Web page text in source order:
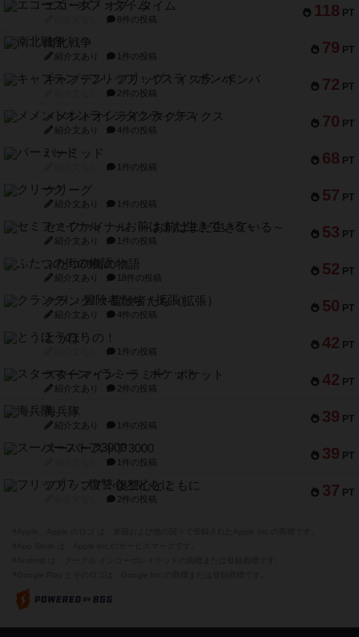
118 PT
エコーズ・オブ・タイム
8件の投稿
79 PT
南北戦争
紹介文あり 1件の投稿
72 PT
キャプテン・フリップ：イスラ・ボンバ
2件の投稿
70 PT
メメントオンラインタクティクス
紹介文あり 4件の投稿
68 PT
パーミッド
1件の投稿
57 PT
クリーグ
紹介文あり 1件の投稿
53 PT
セミファイナル ～お前はまだ生きている～
紹介文あり 1件の投稿
52 PT
ふたつの街の物語
紹介文あり 18件の投稿
50 PT
クランク! ：冒険者たち（拡張）
紹介文あり 4件の投稿
42 PT
とうほうの！
1件の投稿
42 PT
スターマイン・ラミー ポケット
紹介文あり 2件の投稿
39 PT
海兵隊
紹介文あり 1件の投稿
39 PT
スーパーストア3000
1件の投稿
37 PT
フリップ７：復讐心とともに
2件の投稿